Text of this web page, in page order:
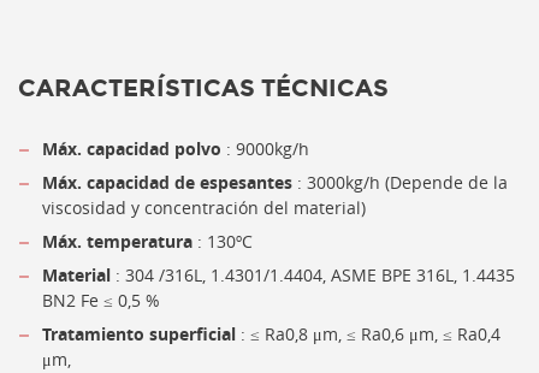
CARACTERÍSTICAS TÉCNICAS
Máx. capacidad polvo : 9000kg/h
Máx. capacidad de espesantes : 3000kg/h (Depende de la
viscosidad y concentración del material)
Máx. temperatura : 130ºC
Material : 304 /316L, 1.4301/1.4404, ASME BPE 316L, 1.4435
BN2 Fe ≤ 0,5 %
Tratamiento superficial : ≤ Ra0,8 μm, ≤ Ra0,6 μm, ≤ Ra0,4
μm,